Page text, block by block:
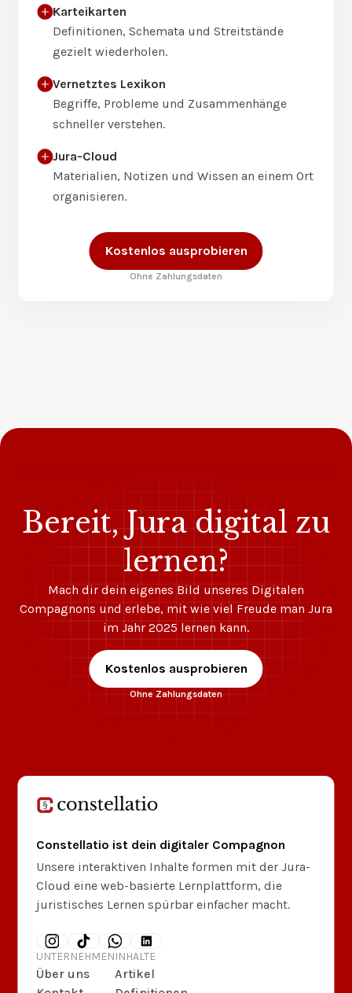
Karteikarten
Definitionen, Schemata und Streitstände
gezielt wiederholen.
Vernetztes Lexikon
Begriffe, Probleme und Zusammenhänge
schneller verstehen.
Jura-Cloud
Materialien, Notizen und Wissen an einem Ort
organisieren.
Kostenlos ausprobieren
Ohne Zahlungsdaten
Bereit, Jura digital zu
lernen?
Mach dir dein eigenes Bild unseres Digitalen
Compagnons und erlebe, mit wie viel Freude man Jura
im Jahr 2025 lernen kann.
Kostenlos ausprobieren
Ohne Zahlungsdaten
Constellatio ist dein digitaler Compagnon
Unsere interaktiven Inhalte formen mit der Jura-
Cloud eine web-basierte Lernplattform, die
juristisches Lernen spürbar einfacher macht.
UNTERNEHMEN
Über uns
INHALTE
Artikel